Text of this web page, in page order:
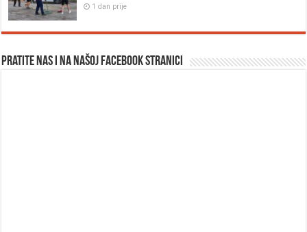
1 dan prije
Pratite nas i na našoj facebook stranici